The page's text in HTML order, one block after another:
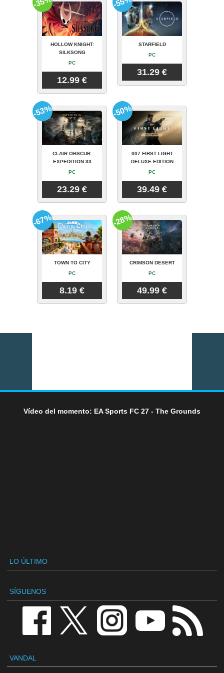
HOLLOW KNIGHT:
SILKSONG
PC
12.99 €
STARFIELD
PC
31.29 €
CLAIR OBSCUR:
EXPEDITION 33
PC
23.29 €
-53%
007 FIRST LIGHT
DELUXE EDITION
PC
39.49 €
-50%
TOWN TO CITY
PC
8.19 €
-67%
CRIMSON DESERT
PC
49.99 €
-28%
Vídeo del momento: EA Sports FC 27 - The Grounds
LO ÚLTIMO
SÍGUENOS
VANDAL